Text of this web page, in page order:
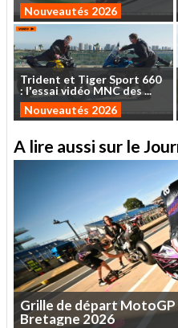
Nouveautés 2026
Trident et TigerSport 660
: l'essaividéo MNCdes...
Nouveautés 2026
A lire aussi sur le
Grille de départ MotoGP
Bretagne 2026